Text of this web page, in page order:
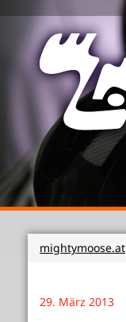
mightymoose.at
29. März 2013